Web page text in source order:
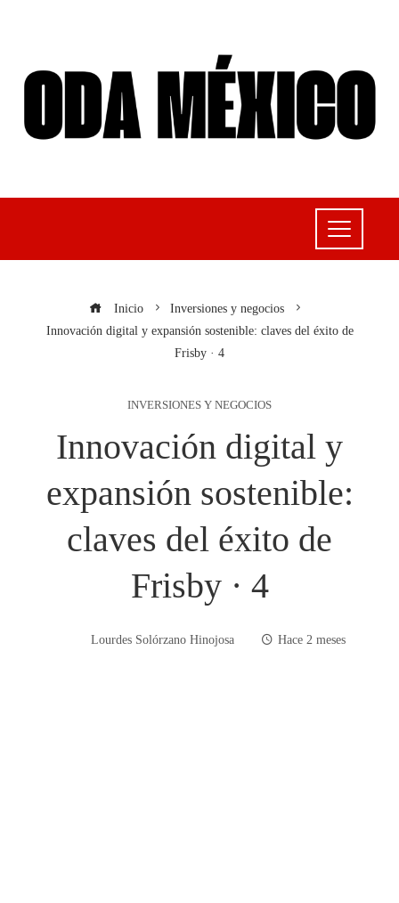
Inicio
Inversiones y negocios
Innovación digital y expansión sostenible: claves del éxito de
Frisby · 4
INVERSIONES Y NEGOCIOS
Innovación digital y
expansión sostenible:
claves del éxito de
Frisby · 4
Lourdes Solórzano Hinojosa Hace 2 meses